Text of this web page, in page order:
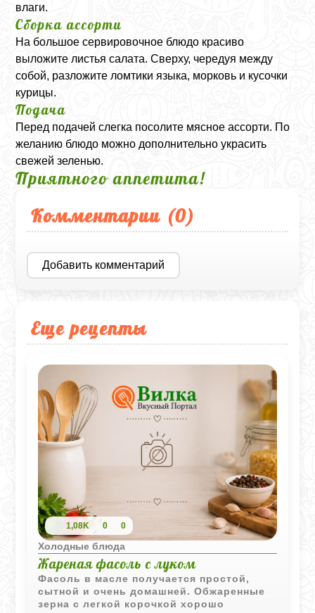
влаги.
Сборка ассорти
На большое сервировочное блюдо красиво
выложите листья салата. Сверху, чередуя между
собой, разложите ломтики языка, морковь и кусочки
курицы.
Подача
Перед подачей слегка посолите мясное ассорти. По
желанию блюдо можно дополнительно украсить
свежей зеленью.
Приятного аппетита!
Комментарии (0)
Добавить комментарий
Еще рецепты
1,08K 0 0
Холодные блюда
Жареная фасоль с луком
Фасоль в масле получается простой,
сытной и очень домашней. Обжаренные
зерна с легкой корочкой хорошо